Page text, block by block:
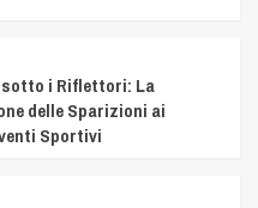
sotto i Riflettori: La
delle Sparizioni ai
Sportivi